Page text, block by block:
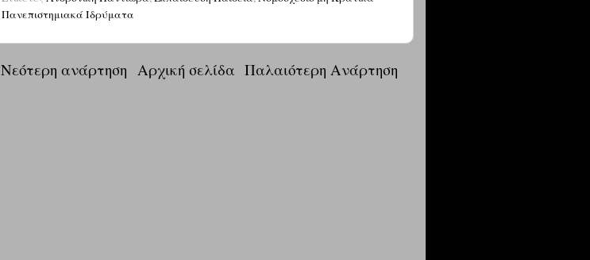
Πανεπιστημιακά Ιδρύματα
Νεότερη ανάρτηση Παλαιότερη Ανάρτηση
Αρχική σελίδα